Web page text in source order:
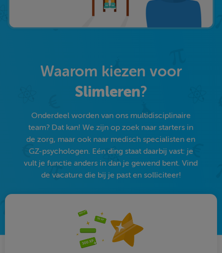
Waarom kiezen voor
Slimleren?
Onderdeel worden van ons multidisciplinaire
team? Dat kan! We zijn op zoek naar starters in
de zorg, maar ook naar medisch specialisten en
GZ-psychologen. Eén ding staat daarbij vast: je
vult je functie anders in dan je gewend bent. Vind
de vacature die bij je past en solliciteer!